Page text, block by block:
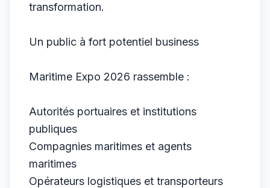
transformation.
Un public à fort potentiel business
Maritime Expo 2026 rassemble :
Autorités portuaires et institutions
publiques
Compagnies maritimes et agents
maritimes
Opérateurs logistiques et transporteurs